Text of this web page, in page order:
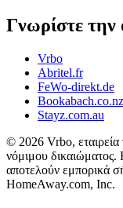
Γνωρίστε την
Vrbo
Abritel.fr
FeWo-direkt.de
Bookabach.co.nz
Stayz.com.au
© 2026 Vrbo,
νόμιμου
αποτελούν εμπορικά
HomeAway.com, Inc.